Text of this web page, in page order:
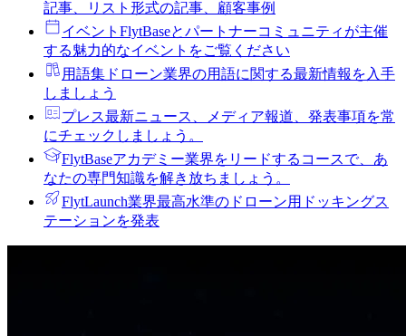
記事、リスト形式の記事、顧客事例
イベント FlytBaseとパートナーコミュニティが主催
する魅力的なイベントをご覧ください
用語集 ドローン業界の用語に関する最新情報を入手
しましょう
プレス最新ニュース、メディア報道、発表事項を常
にチェックしましょう。
FlytBaseアカデミー業界をリードするコースで、あ
なたの専門知識を解き放ちましょう。
FlytLaunch業界最高水準のドローン用ドッキングス
テーションを発表